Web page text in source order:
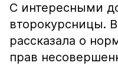
С интересными
второкурсницы.
рассказала о
прав